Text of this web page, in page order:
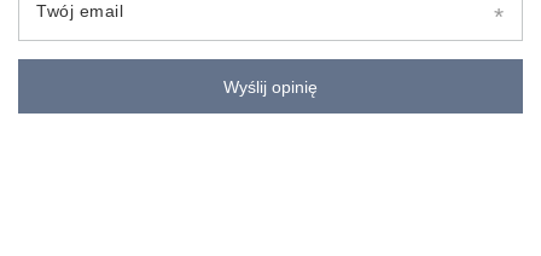
Twój email
Wyślij opinię